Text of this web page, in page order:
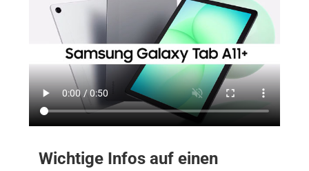
Wichtige Infos auf einen